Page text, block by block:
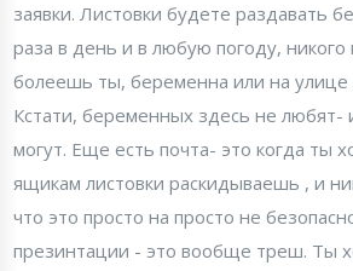
заявки. Листовки будете раздавать
раза в день и в любую погоду, никого
болеешь ты, беременна или на
Кстати, беременных здесь не любят-
могут. Еще есть почта- это когда ты
ящикам листовки раскидываешь , и
что это просто на просто не
презинтации - это вообще треш. Ты